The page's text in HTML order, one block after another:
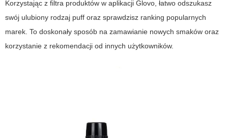
Korzystając z filtra produktów w aplikacji Glovo, łatwo odszukasz
swój ulubiony rodzaj puff oraz sprawdzisz ranking popularnych
marek. To doskonały sposób na zamawianie nowych smaków oraz
korzystanie z rekomendacji od innych użytkowników.